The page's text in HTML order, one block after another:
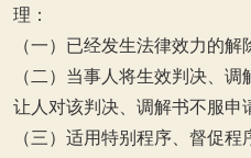
理：
（一）已经发生法律效力的
（二）当事人将生效判决、
让人对该判决、调解书不服申
（三）适用特别程序、督促